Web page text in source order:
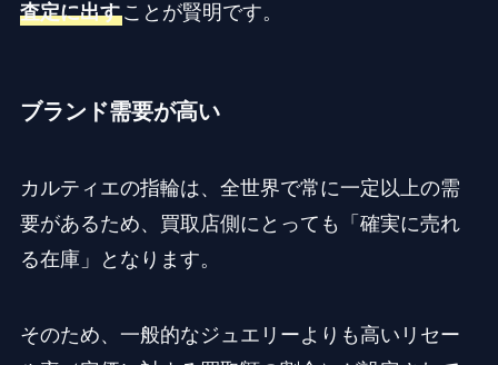
査定に出すことが賢明です。
ブランド需要が高い
カルティエの指輪は、全世界で常に一定以上の需
要があるため、買取店側にとっても「確実に売れ
る在庫」となります。
そのため、一般的なジュエリーよりも高いリセー